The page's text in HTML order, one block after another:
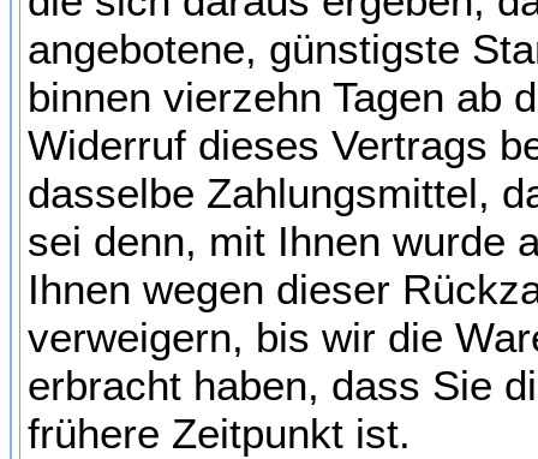
angebotene, günstigste
binnen vierzehn Tagen ab
Widerruf dieses Vertrags
dasselbe Zahlungsmittel,
sei denn, mit Ihnen wurde
Ihnen wegen dieser
verweigern, bis wir die
erbracht haben, dass Sie
frühere Zeitpunkt ist.